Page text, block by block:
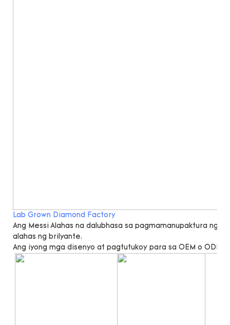
Lab Grown Diamond Factory
Ang Messi Alahas na dalubhasa sa pagmamanupaktura ng
alahas ng brilyante.
Ang iyong mga disenyo at pagtutukoy para sa OEM o ODM